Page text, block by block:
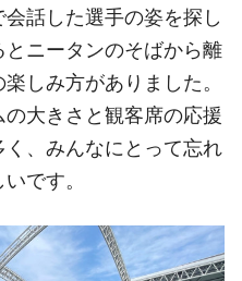
話した選手の姿を探し
ニータンのそばから離
しみ方がありました。
大きさと観客席の応援
、みんなにとって忘れ
です。